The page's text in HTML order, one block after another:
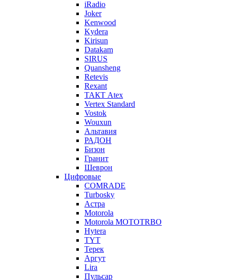
iRadio
Joker
Kenwood
Kydera
Kirisun
Datakam
SIRUS
Quansheng
Retevis
Rexant
ТАКТ Atex
Vertex Standard
Vostok
Wouxun
Альтавия
РАДОН
Бизон
Гранит
Шеврон
Цифровые
COMRADE
Turbosky
Астра
Motorola
Motorola MOTOTRBO
Hytera
TYT
Терек
Аргут
Lira
Пульсар